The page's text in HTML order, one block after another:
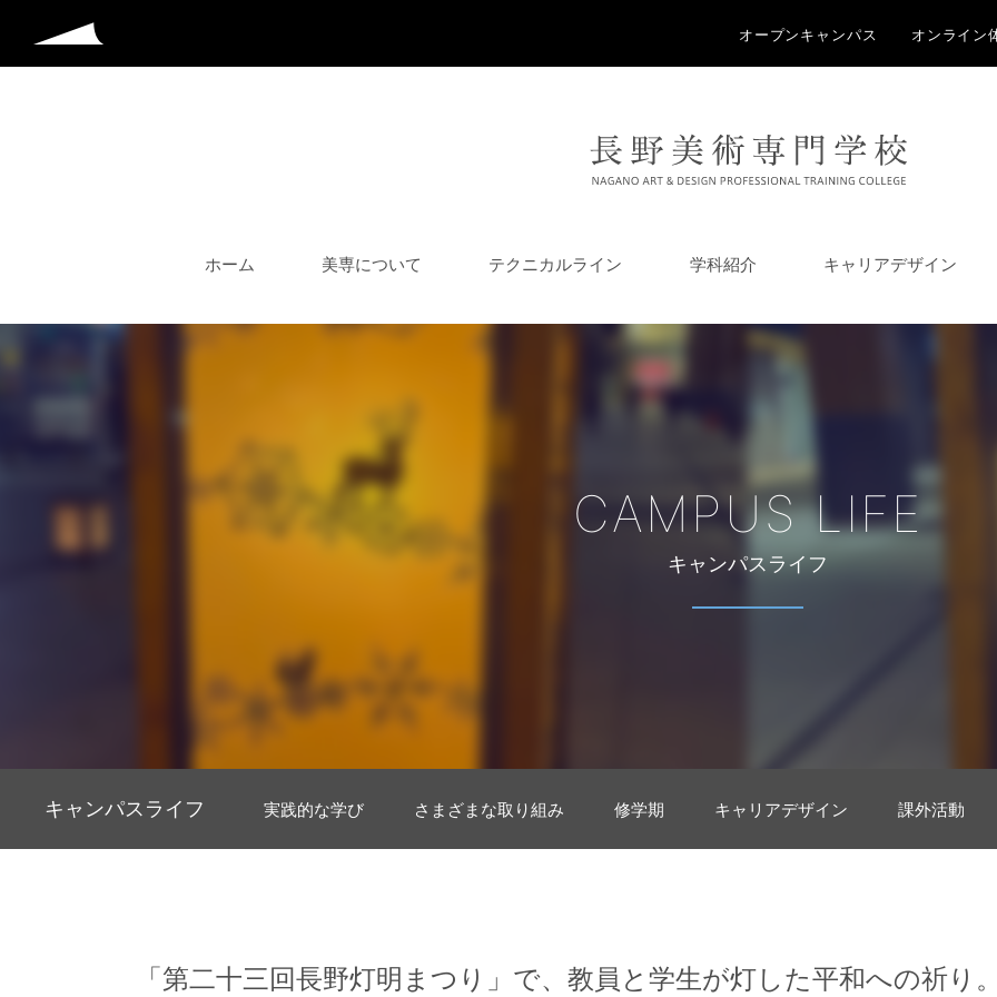
ホーム 美専について テクニカルライン 学科紹介 キャリアデザイン
CAMPUS LIFE
キャンパスライフ
キャンパスライフ 実践的な学び さまざまな取り組み 修学期 キャリアデザイン 課外活動
「第二十三回長野灯明まつり」で、教員と学生が灯した平和への祈り
オープンキャンパス オンライン